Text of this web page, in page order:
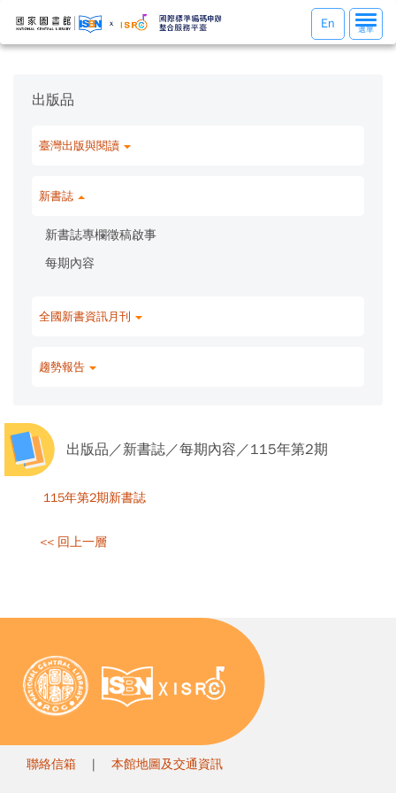
選
單
選單
En
出版品
臺灣出版與閱讀
新書誌
新書誌專欄徵稿啟事
每期內容
全國新書資訊月刊
趨勢報告
出版品／新書誌／每期內容／115年第2期
115年第2期新書誌
<< 回上一層
聯絡信箱 | 本館地圖及交通資訊